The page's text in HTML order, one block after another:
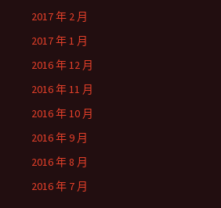
2017 年 2 月
2017 年 1 月
2016 年 12 月
2016 年 11 月
2016 年 10 月
2016 年 9 月
2016 年 8 月
2016 年 7 月